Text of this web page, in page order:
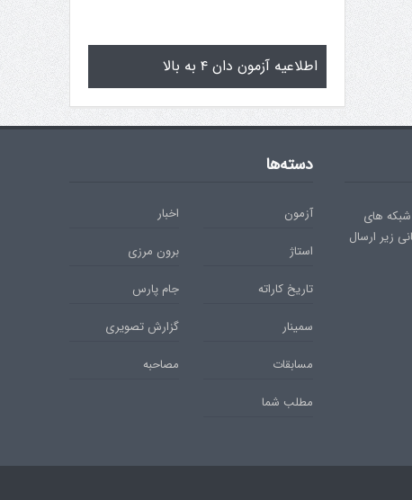
اطلاعیه آزمون دان ۴ به بالا گوگن یاماگوچی
های
زیر ارسال
دسته‌ها
آزمون
اخبار
استاژ
برون مرزی
تاریخ کاراته
جام پارس
سمینار
گزارش تصویری
مسابقات
مصاحبه
مطلب شما